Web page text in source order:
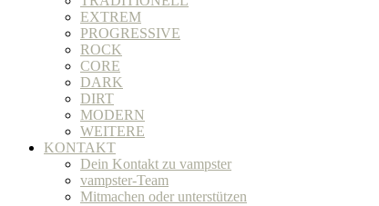
EXTREM
PROGRESSIVE
ROCK
CORE
DARK
DIRT
MODERN
WEITERE
KONTAKT
Dein Kontakt zu vampster
vampster-Team
Mitmachen oder unterstützen